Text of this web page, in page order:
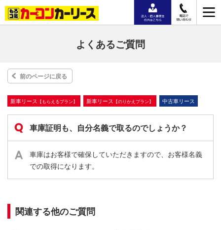
よくあるご質問
前のページに戻る
新⾞リース 【もらえるプラン】 新⾞リース 【のりかえプラン】 中古車リース
車庫証明も、自分名義で取るのでしょうか？
車庫はお客様で確保していただきますので、お客様名義
での取得になります。
関連する他のご質問